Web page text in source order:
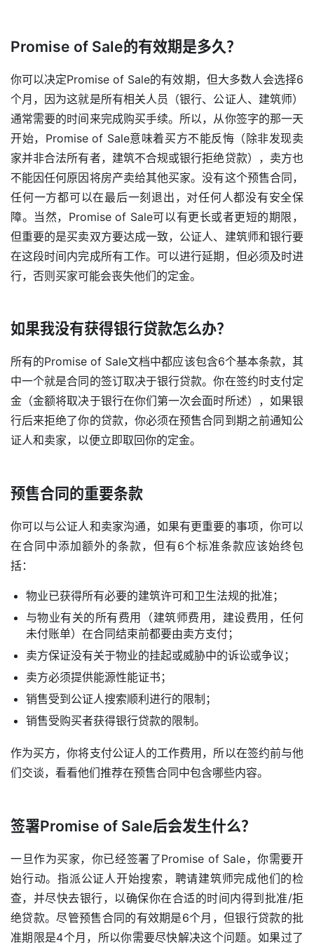
Promise of Sale的有效期是多久？
你可以决定Promise of Sale的有效期，但大多数人会选择6
个月，因为这就是所有相关人员（银行、公证人、建筑师）
通常需要的时间来完成购买手续。所以，从你签字的那一天
开始，Promise of Sale意味着买方不能反悔（除非发现卖
家并非合法所有者，建筑不合规或银行拒绝贷款），卖方也
不能因任何原因将房产卖给其他买家。没有这个预售合同，
任何一方都可以在最后一刻退出，对任何人都没有安全保
障。当然，Promise of Sale可以有更长或者更短的期限，
但重要的是买卖双方要达成一致，公证人、建筑师和银行要
在这段时间内完成所有工作。可以进行延期，但必须及时进
行，否则买家可能会丧失他们的定金。
如果我没有获得银行贷款怎么办？
所有的Promise of Sale文档中都应该包含6个基本条款，其
中一个就是合同的签订取决于银行贷款。你在签约时支付定
金（金额将取决于银行在你们第一次会面时所述），如果银
行后来拒绝了你的贷款，你必须在预售合同到期之前通知公
证人和卖家，以便立即取回你的定金。
预售合同的重要条款
你可以与公证人和卖家沟通，如果有更重要的事项，你可以
在合同中添加额外的条款，但有6个标准条款应该始终包
括：
物业已获得所有必要的建筑许可和卫生法规的批准；
与物业有关的所有费用（建筑师费用，建设费用，任何
未付账单）在合同结束前都要由卖方支付；
卖方保证没有关于物业的挂起或威胁中的诉讼或争议；
卖方必须提供能源性能证书；
销售受到公证人搜索顺利进行的限制；
销售受购买者获得银行贷款的限制。
作为买方，你将支付公证人的工作费用，所以在签约前与他
们交谈，看看他们推荐在预售合同中包含哪些内容。
签署Promise of Sale后会发生什么？
一旦作为买家，你已经签署了Promise of Sale，你需要开
始行动。指派公证人开始搜索，聘请建筑师完成他们的检
查，并尽快去银行，以确保你在合适的时间内得到批准/拒
绝贷款。尽管预售合同的有效期是6个月，但银行贷款的批
准期限是4个月，所以你需要尽快解决这个问题。如果过了